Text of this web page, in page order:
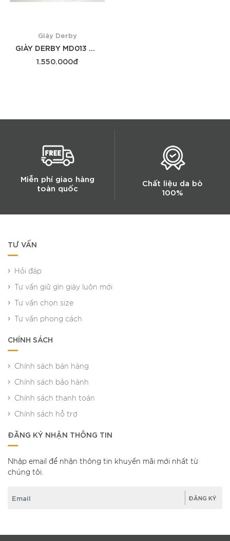
Giày Derby
GIÀY DERBY MD013 NÂU
1.550.000đ
Miễn phí giao hàng
toàn quốc
Chất liệu da bò
100%
TƯ VẤN
Hỏi đáp
Tư vấn giữ gìn giày luôn mới
Tư vấn chọn size
Tư vấn phong cách
CHÍNH SÁCH
Chính sách bán hàng
Chính sách bảo hành
Chính sách thanh toán
Chính sách hỗ trợ
ĐĂNG KÝ NHẬN THÔNG TIN
Nhập email để nhận thông tin khuyến mãi mới nhất từ
chúng tôi.